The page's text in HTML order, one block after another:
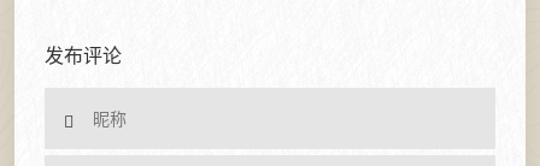
发布评论